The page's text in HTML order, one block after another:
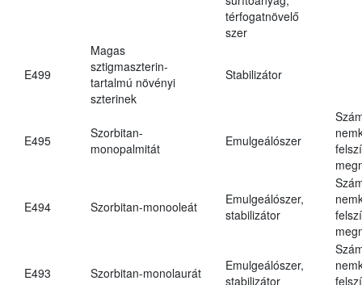
térfogatnövelő
szer
E499
Magas
sztigmaszterin-
tartalmú növényi
szterinek
Stabilizátor
E495
Szorbitan-
monopalmitát
Emulgeálószer
E494 Szorbitan-monooleát
Emulgeálószer,
stabilizátor
E493 Szorbitan-monolaurát
Emulgeálószer,
stabilizátor